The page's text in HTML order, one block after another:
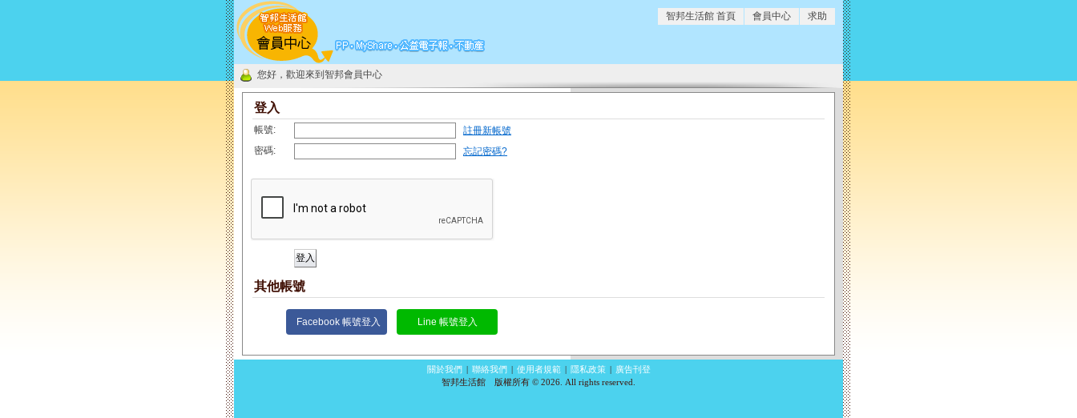
求助
會員中心
智邦生活館 首頁
您好，歡迎來到智邦會員中心
登入
帳號:
註冊新帳號
密碼:
忘記密碼?
其他帳號
Facebook 帳號登入 Line 帳號登入
關於我們 | 聯絡我們 | 使用者規範 | 隱私政策 | 廣告刊登
智邦生活館 版權所有 © 2026. All rights reserved.